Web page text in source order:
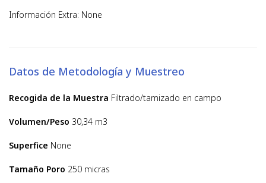
Información Extra: None
Datos de Metodología y Muestreo
Recogida de la Muestra Filtrado/tamizado en campo
Volumen/Peso 30,34 m3
Superfice None
Tamaño Poro 250 micras